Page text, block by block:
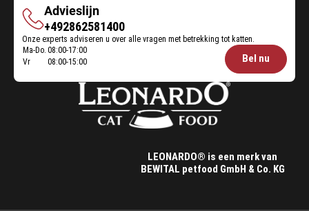
Advieslijn
Advieslijn
+492862581400
Onze experts adviseren u over alle vragen met betrekking tot katten.
Öffnungszeiten
Ma-Do. 08:00-17:00
Vr
08:00-15:00 Bel nu
LEONARDO® is een merk van
BEWITAL petfood GmbH & Co. KG